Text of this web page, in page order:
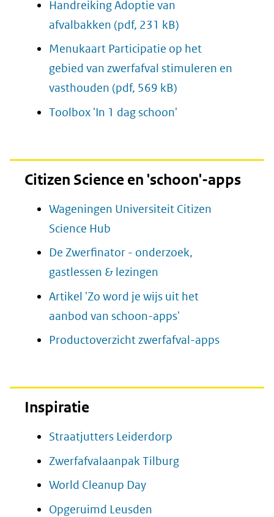
Handreiking Adoptie van
afvalbakken (pdf, 231 kB)
Menukaart Participatie op het
gebied van zwerfafval stimuleren en
vasthouden (pdf, 569 kB)
Toolbox 'In 1 dag schoon'
Citizen Science en 'schoon'-apps
Wageningen Universiteit Citizen
Science Hub
in
nieuw
(verwijst
een
website)
De Zwerfinator - onderzoek,
gastlessen & lezingen
in
nieuw
een
Artikel 'Zo word je wijs uit het
aanbod van schoon-apps'
Productoverzicht zwerfafval-apps
Inspiratie
Straatjutters Leiderdorp
Zwerfafvalaanpak Tilburg
World Cleanup Day
Opgeruimd Leusden